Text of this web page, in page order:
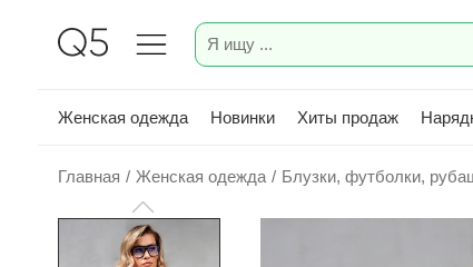
Женская одежда Новинки Хиты продаж
Главная / Женская одежда / Блузки, футболки,